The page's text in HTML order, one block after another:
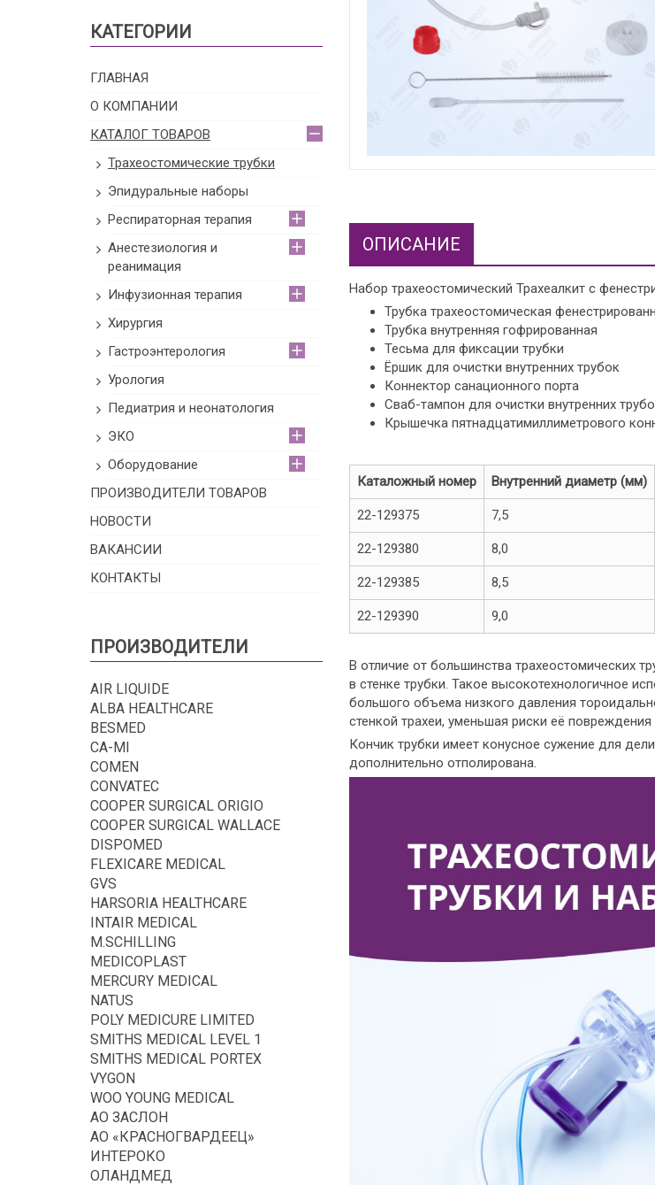
ОПИСАНИЕ
Набор трахеостомический Трахеалкит с
Трубка трахеостомическая
Трубка внутренняя гофрированная
Тесьма для фиксации трубки
Ёршик для очистки внутренних трубок
Коннектор санационного порта
Сваб-тампон для очистки внутренних
Крышечка пятнадцатимиллиметрового
Каталожный номер Внутренний диаметр (мм)
22-129375 7,5
22-129380 8,0
22-129385 8,5
22-129390 9,0
В отличие от большинства трахеостомических
в стенке трубки. Такое высокотехнологичное
большого объема низкого давления
стенкой трахеи, уменьшая риски её
Кончик трубки имеет конусное сужение для
дополнительно отполирована.
КАТЕГОРИИ
ГЛАВНАЯ
О КОМПАНИИ
КАТАЛОГ ТОВАРОВ
Трахеостомические трубки
Эпидуральные наборы
Респираторная терапия
Анестезиология и
реанимация
Инфузионная терапия
Хирургия
Гастроэнтерология
Урология
Педиатрия и неонатология
ЭКО
Оборудование
ПРОИЗВОДИТЕЛИ ТОВАРОВ
НОВОСТИ
ВАКАНСИИ
КОНТАКТЫ
ПРОИЗВОДИТЕЛИ
AIR LIQUIDE
ALBA HEALTHCARE
BESMED
CA-MI
COMEN
CONVATEC
COOPER SURGICAL ORIGIO
COOPER SURGICAL WALLACE
DISPOMED
FLEXICARE MEDICAL
GVS
HARSORIA HEALTHCARE
INTAIR MEDICAL
M.SCHILLING
MEDICOPLAST
MERCURY MEDICAL
NATUS
POLY MEDICURE LIMITED
SMITHS MEDICAL LEVEL 1
SMITHS MEDICAL PORTEX
VYGON
WOO YOUNG MEDICAL
АО ЗАСЛОН
АО «КРАСНОГВАРДЕЕЦ»
ИНТЕРОКО
ОЛАНДМЕД